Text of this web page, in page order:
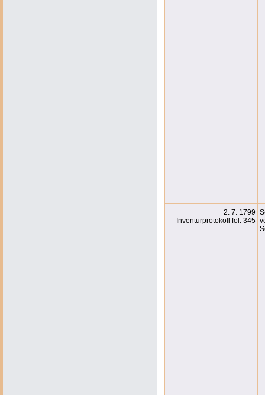
2. 7. 1799
Inventurprotokoll fol. 345